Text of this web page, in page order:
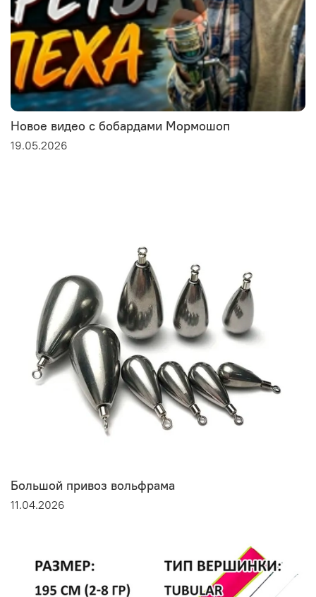
Новое видео с бобардами Мормошоп
19.05.2026
Большой привоз вольфрама
11.04.2026